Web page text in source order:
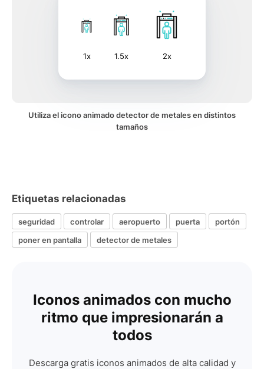
1x 1.5x 2x
Utiliza el icono animado detector de metales en distintos
tamaños
Etiquetas relacionadas
seguridad controlar aeropuerto puerta
portón
poner en pantalla
detector de metales
Iconos animados con mucho
ritmo que impresionarán a
todos
Descarga gratis iconos animados de alta calidad y